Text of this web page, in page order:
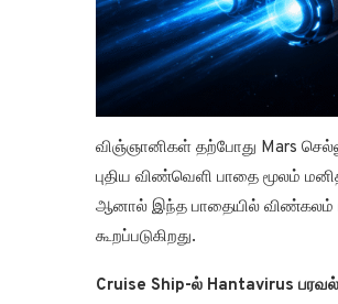
விஞ்ஞானிகள் தற்போது Mars
புதிய விண்வெளி பாதை மூலம்
ஆனால் இந்த பாதையில் விண்கலம்
கூறப்படுகிறது.
Cruise Ship-ல் Hantavirus பரவல்